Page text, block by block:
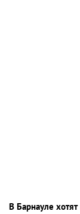
В Барнауле